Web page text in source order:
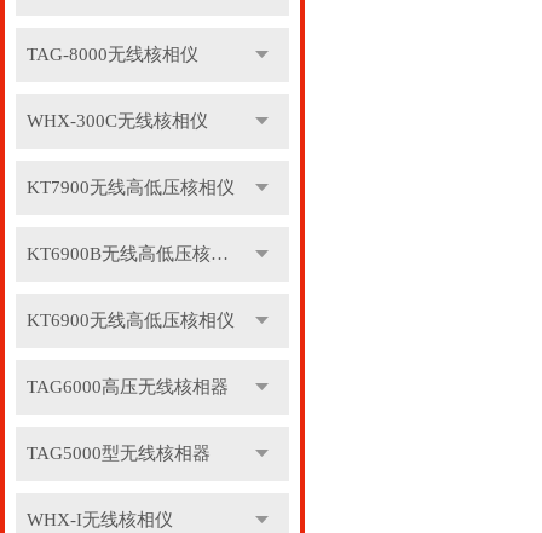
TAG-8000无线核相仪
WHX-300C无线核相仪
KT7900无线高低压核相仪
KT6900B无线高低压核相仪
KT6900无线高低压核相仪
TAG6000高压无线核相器
TAG5000型无线核相器
WHX-I无线核相仪